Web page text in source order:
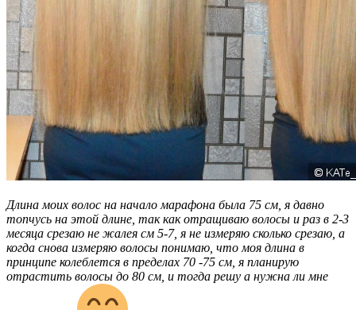
Длина моих волос на начало марафона была 75 см, я давно
топчусь на этой длине, так как отращиваю волосы и раз в 2-3
месяца срезаю не жалея см 5-7, я не измеряю сколько срезаю, а
когда снова измеряю волосы понимаю, что моя длина в
принципе колеблется в пределах 70 -75 см, я планирую
отрастить волосы до 80 см, и тогда решу а нужна ли мне